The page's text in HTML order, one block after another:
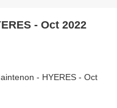
- Oct 2022